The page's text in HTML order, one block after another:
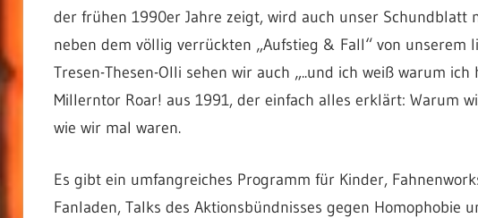
der frühen 1990er Jahre zeigt, wird auch unser Schundblatt
neben dem völlig verrückten „Aufstieg & Fall“ von unserem
Tresen-Thesen-Olli sehen wir auch „..und ich weiß warum
Millerntor Roar! aus 1991, der einfach alles erklärt: Warum
wie wir mal waren.
Es gibt ein umfangreiches Programm für Kinder,
Fanladen, Talks des Aktionsbündnisses gegen Homophobie